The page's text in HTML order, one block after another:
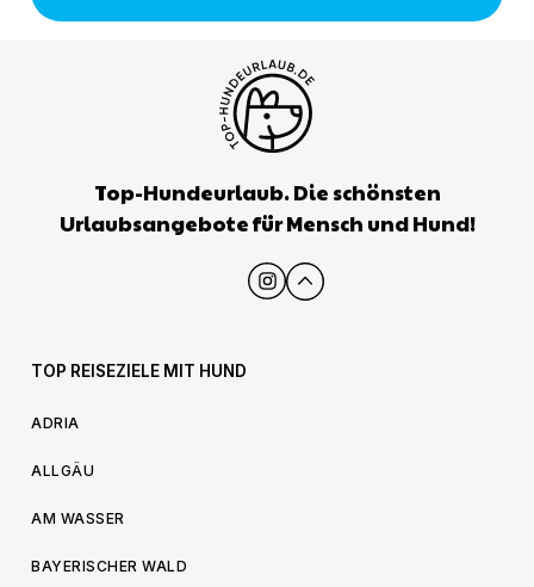
Top-Hundeurlaub. Die schönsten
Urlaubsangebote für Mensch und Hund!
TOP REISEZIELE MIT HUND
ADRIA
ALLGÄU
AM WASSER
BAYERISCHER WALD